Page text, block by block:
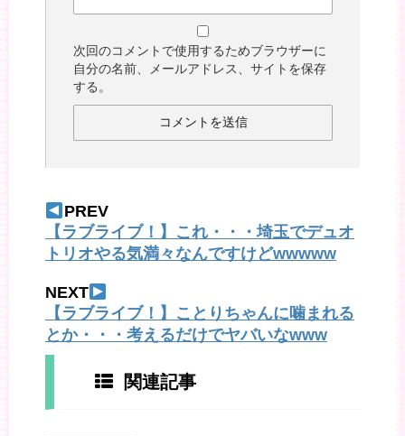
次回のコメントで使用するためブラウザーに
自分の名前、メールアドレス、サイトを保存
する。
PREV
【ラブライブ！】これ・・・埼玉でデュオ
トリオやる気満々なんですけどwwwww
NEXT
【ラブライブ！】ことりちゃんに噛まれる
とか・・・考えるだけでヤバいなwww
関連記事